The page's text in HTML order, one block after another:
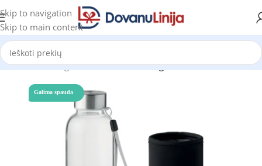
Skip to navigation
Skip to main content
Pradžia Katalogas Gertuvės Stiklinės gertuvės
Galima spauda